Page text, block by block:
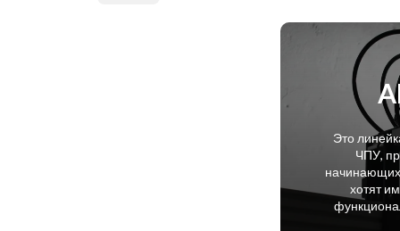
Это
ЧПУ,
начинающих
хотят